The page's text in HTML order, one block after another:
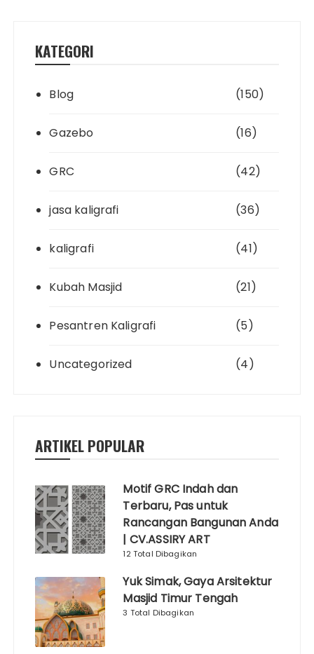
KATEGORI
Blog (150)
Gazebo (16)
GRC (42)
jasa kaligrafi (36)
kaligrafi (41)
Kubah Masjid (21)
Pesantren Kaligrafi (5)
Uncategorized (4)
ARTIKEL POPULAR
Motif GRC Indah dan
Terbaru, Pas untuk
Rancangan Bangunan Anda
| CV.ASSIRY ART
12 Total Dibagikan
Yuk Simak, Gaya Arsitektur
Masjid Timur Tengah
3 Total Dibagikan